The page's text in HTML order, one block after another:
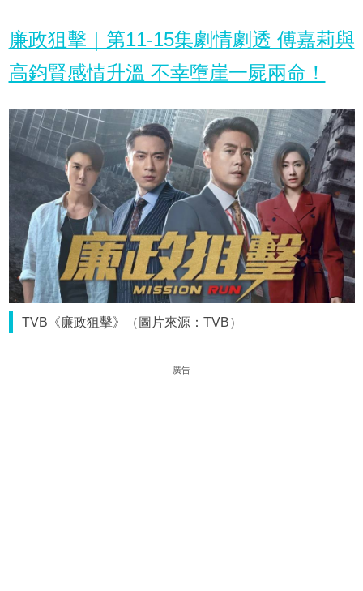
廉政狙擊｜第11-15集劇情劇透 傅嘉莉與
高鈞賢感情升溫 不幸墮崖一屍兩命！
TVB《廉政狙擊》（圖片來源：TVB）
廣告